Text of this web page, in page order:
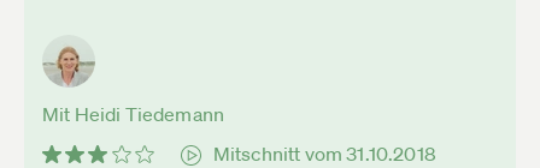
Mit Heidi Tiedemann
Mitschnitt vom 31.10.2018